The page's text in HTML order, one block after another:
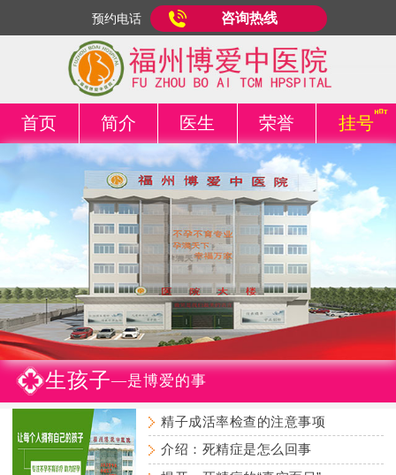
预约电话 咨询热线
首页 简介 医生 荣誉 挂号
生孩子—是博爱的事
精子成活率检查的注意事项
介绍：死精症是怎么回事